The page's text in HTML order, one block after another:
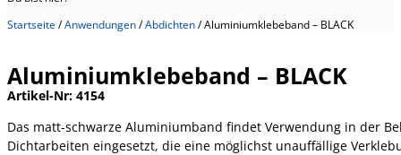
Startseite/Anwendungen/Abdichten/Aluminiumklebeband – BLACK
Aluminiumklebeband – BLACK
Artikel-Nr: 4154
Das matt-schwarze Aluminiumband findet Verwendung in der
Dichtarbeiten eingesetzt, die eine möglichst unauffällige